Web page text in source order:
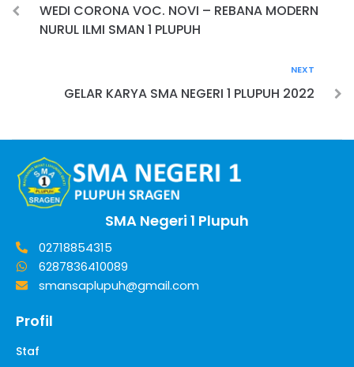
WEDI CORONA VOC. NOVI – REBANA MODERN
NURUL ILMI SMAN 1 PLUPUH
NEXT
GELAR KARYA SMA NEGERI 1 PLUPUH 2022
SMA Negeri 1 Plupuh
02718854315
6287836410089
smansaplupuh@gmail.com
Profil
Staf